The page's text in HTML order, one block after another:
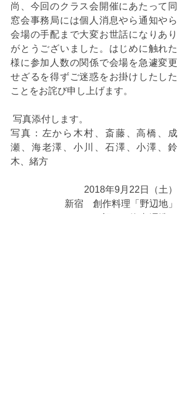
尚、今回のクラス会開催にあたって同
窓会事務局には個人消息やら通知やら
会場の手配まで大変お世話になりあり
がとうございました。はじめに触れた
様に参加人数の関係で会場を急遽変更
せざるを得ずご迷惑をお掛けしたした
ことをお詫び申し上げます。
写真添付します。
写真：左から木村、斎藤、高橋、成
瀬、海老澤、小川、石澤、小澤、鈴
木、緒方
2018年9月22日（土）
新宿　創作料理「野辺地」